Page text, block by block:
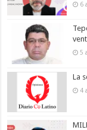
6
5
La
4